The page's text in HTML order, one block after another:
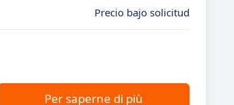
Precio bajo solicitud
Per saperne di più